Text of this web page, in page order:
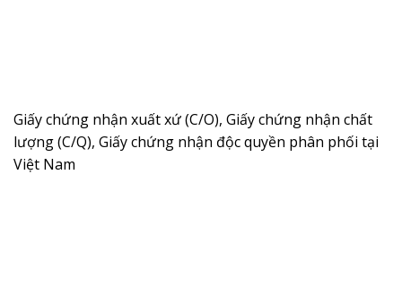
Giấy chứng nhận xuất xứ (C/O), Giấy chứng nhận chất
lượng (C/Q), Giấy chứng nhận độc quyền phân phối tại
Việt Nam ​